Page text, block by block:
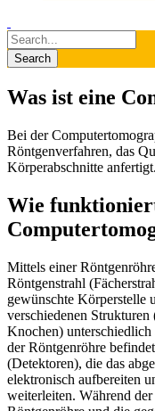
Was ist eine
Bei der
Röntgenverfahren, das
Körperabschnitte anfertigt.
Wie
Mittels einer
Röntgenstrahl
gewünschte Körperstelle
verschiedenen
Knochen) unterschiedlich
der Röntgenröhre
(Detektoren), die das
elektronisch aufbereiten
weiterleiten. Während